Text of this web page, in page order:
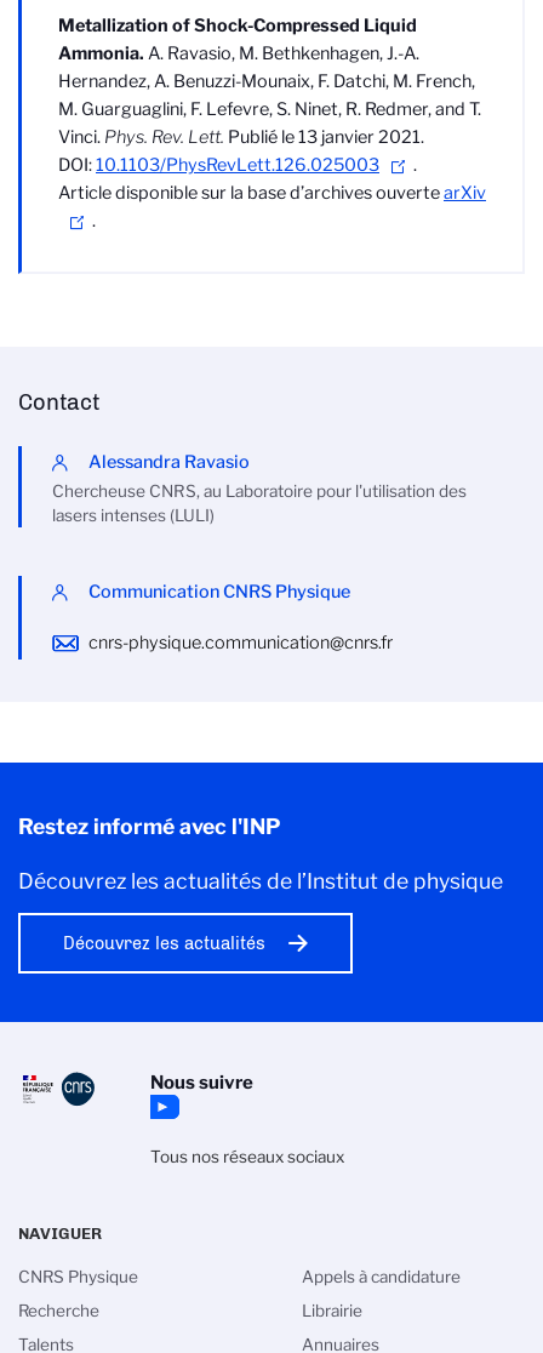
Metallization of Shock-Compressed Liquid
Ammonia. A. Ravasio, M. Bethkenhagen, J.-A.
Hernandez, A. Benuzzi-Mounaix, F. Datchi, M. French,
M. Guarguaglini, F. Lefevre, S. Ninet, R. Redmer, and T.
Vinci. Phys. Rev. Lett. Publié le 13 janvier 2021.
DOI:10.1103/PhysRevLett.126.025003
.
Article disponible sur la base d’archives ouvertearXiv
.
Contact
Alessandra Ravasio
Chercheuse CNRS, au Laboratoire pour l'utilisation des
lasers intenses (LULI)
Communication CNRS Physique
cnrs-physique.communication@cnrs.fr
Restez informé avec l'INP
Découvrez les actualités de l’Institut de physique
Découvrez les actualités
Nous suivre
Tous nos réseaux sociaux
NAVIGUER
CNRS Physique
Recherche
Talents
Appels à candidature
Librairie
Annuaires